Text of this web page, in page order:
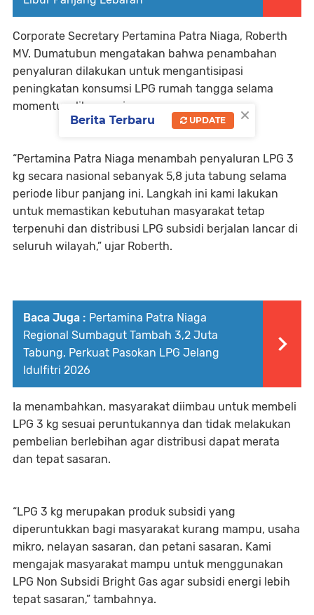
Corporate Secretary Pertamina Patra Niaga, Roberth
MV. Dumatubun mengatakan bahwa penambahan
penyaluran dilakukan untuk mengantisipasi
peningkatan konsumsi LPG rumah tangga selama
momentum libur panjang.
“Pertamina Patra Niaga menambah penyaluran LPG 3
kg secara nasional sebanyak 5,8 juta tabung selama
periode libur panjang ini. Langkah ini kami lakukan
untuk memastikan kebutuhan masyarakat tetap
terpenuhi dan distribusi LPG subsidi berjalan lancar di
seluruh wilayah,” ujar Roberth.
Baca Juga : Pertamina Patra Niaga
Regional Sumbagut Tambah 3,2 Juta
Tabung, Perkuat Pasokan LPG Jelang
Idulfitri 2026
Ia menambahkan, masyarakat diimbau untuk membeli
LPG 3 kg sesuai peruntukannya dan tidak melakukan
pembelian berlebihan agar distribusi dapat merata
dan tepat sasaran.
“LPG 3 kg merupakan produk subsidi yang
diperuntukkan bagi masyarakat kurang mampu, usaha
mikro, nelayan sasaran, dan petani sasaran. Kami
mengajak masyarakat mampu untuk menggunakan
LPG Non Subsidi Bright Gas agar subsidi energi lebih
tepat sasaran,” tambahnya.
×
Berita Terbaru UPDATE